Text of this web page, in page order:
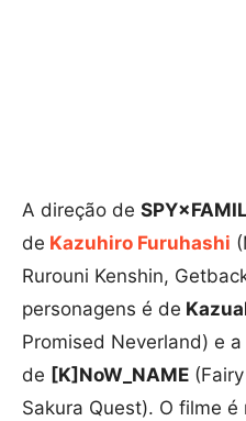
A direção de
de Kazuhiro Furuhashi
Rurouni Kenshin,
personagens é de
Promised Neverland) e
de [K]NoW_NAME
Sakura Quest). O filme